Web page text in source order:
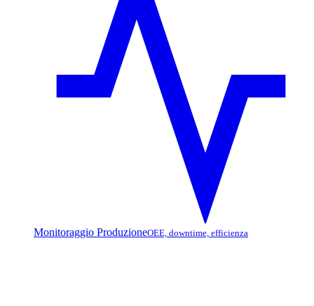
Monitoraggio ProduzioneOEE, downtime, efficienza